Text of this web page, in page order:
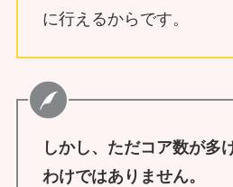
に行えるからです。
しかし、ただコア数が多
わけではありません。